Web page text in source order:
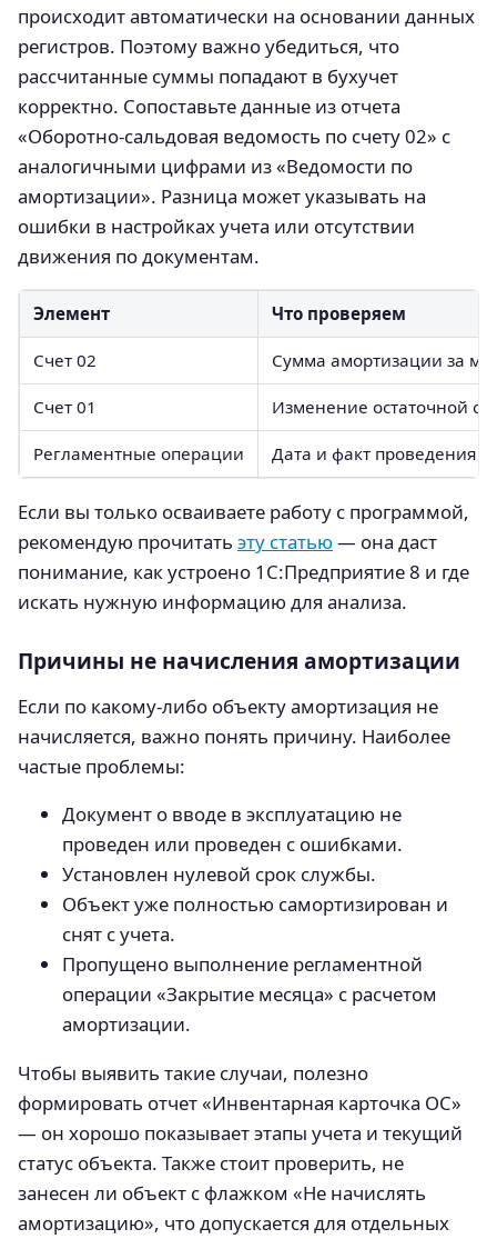
происходит автоматически на основании данных
регистров. Поэтому важно убедиться, что
рассчитанные суммы попадают в бухучет
корректно. Сопоставьте данные из отчета
«Оборотно-сальдовая ведомость по счету 02» с
аналогичными цифрами из «Ведомости по
амортизации». Разница может указывать на
ошибки в настройках учета или отсутствии
движения по документам.
Элемент Что проверяем
Счет 02 Сумма амортизации за
Счет 01 Изменение остаточной
Регламентные операции Дата и факт проведения
Если вы только осваиваете работу с программой,
рекомендую прочитать эту статью — она даст
понимание, как устроено 1С:Предприятие 8 и где
искать нужную информацию для анализа.
Причины не начисления амортизации
Если по какому-либо объекту амортизация не
начисляется, важно понять причину. Наиболее
частые проблемы:
Документ о вводе в эксплуатацию не
проведен или проведен с ошибками.
Установлен нулевой срок службы.
Объект уже полностью самортизирован и
снят с учета.
Пропущено выполнение регламентной
операции «Закрытие месяца» с расчетом
амортизации.
Чтобы выявить такие случаи, полезно
формировать отчет «Инвентарная карточка ОС»
— он хорошо показывает этапы учета и текущий
статус объекта. Также стоит проверить, не
занесен ли объект с флажком «Не начислять
амортизацию», что допускается для отдельных